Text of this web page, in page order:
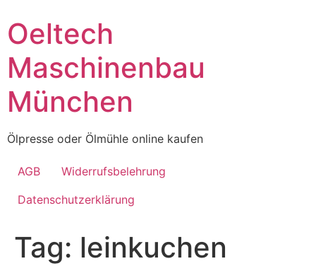
to
content
Oeltech
Maschinenbau
München
Ölpresse oder Ölmühle online kaufen
AGB
Widerrufsbelehrung
Datenschutzerklärung
Tag: leinkuchen